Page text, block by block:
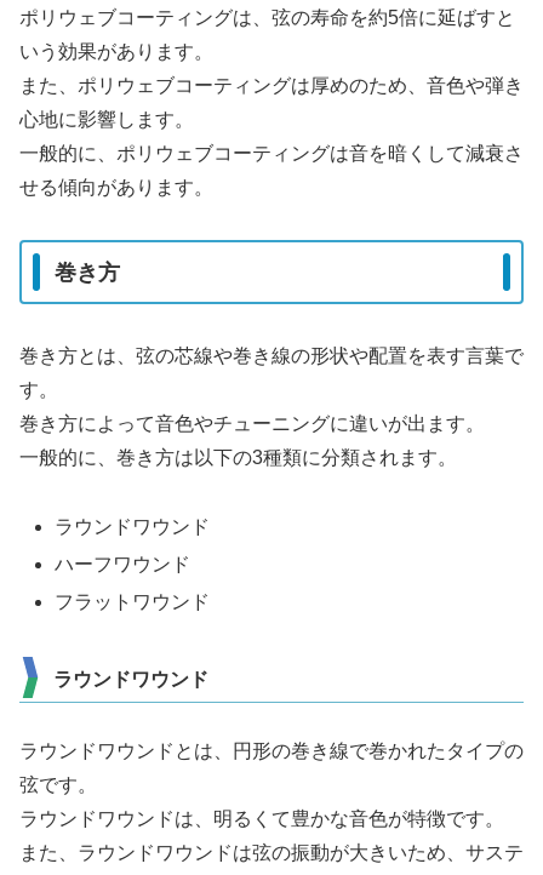
ポリウェブコーティングは、弦の寿命を約5倍に延ばすと
いう効果があります。
また、ポリウェブコーティングは厚めのため、音色や弾き
心地に影響します。
一般的に、ポリウェブコーティングは音を暗くして減衰さ
せる傾向があります。
巻き方
巻き方とは、弦の芯線や巻き線の形状や配置を表す言葉で
す。
巻き方によって音色やチューニングに違いが出ます。
一般的に、巻き方は以下の3種類に分類されます。
ラウンドワウンド
ハーフワウンド
フラットワウンド
ラウンドワウンド
ラウンドワウンドとは、円形の巻き線で巻かれたタイプの
弦です。
ラウンドワウンドは、明るくて豊かな音色が特徴です。
また、ラウンドワウンドは弦の振動が大きいため、サステ